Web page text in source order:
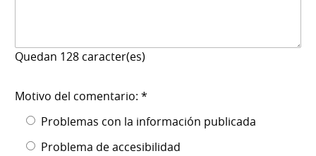
Quedan 128 caracter(es)
Motivo del comentario: *
Problemas con la información publicada
Problema de accesibilidad